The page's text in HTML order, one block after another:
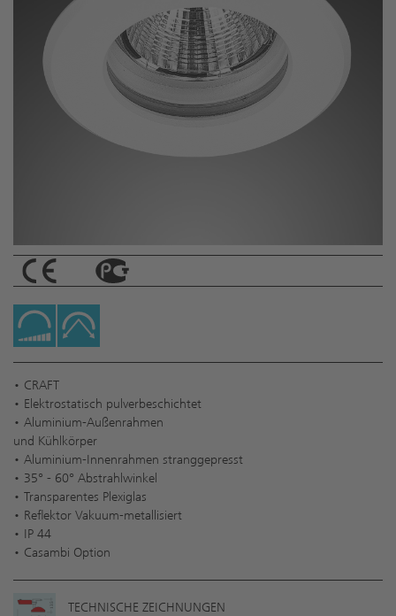
• CRAFT
• Elektrostatisch pulverbeschichtet
• Aluminium-Außenrahmen
und Kühlkörper
• Aluminium-Innenrahmen stranggepresst
• 35° - 60° Abstrahlwinkel
• Transparentes Plexiglas
• Reflektor Vakuum-metallisiert
• IP 44
• Casambi Option
TECHNISCHE ZEICHNUNGEN